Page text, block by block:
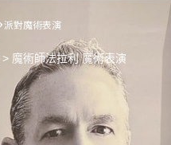
派對魔術表演
> 魔術師法拉利 魔術表演